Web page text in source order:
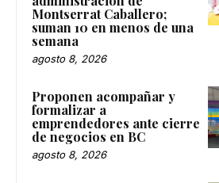
Montserrat Caballero;
suman 10 en menos de una
semana
agosto 8, 2026
Proponen acompañar y
formalizar a
emprendedores ante cierre
de negocios en BC
agosto 8, 2026